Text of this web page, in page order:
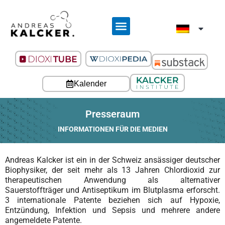
Kalender
Presseraum
INFORMATIONEN FÜR DIE MEDIEN
Andreas Kalcker ist ein in der Schweiz ansässiger deutscher
Biophysiker, der seit mehr als 13 Jahren Chlordioxid zur
therapeutischen Anwendung als alternativer
Sauerstoffträger und Antiseptikum im Blutplasma erforscht.
3 internationale Patente beziehen sich auf Hypoxie,
Entzündung, Infektion und Sepsis und mehrere andere
angemeldete Patente.